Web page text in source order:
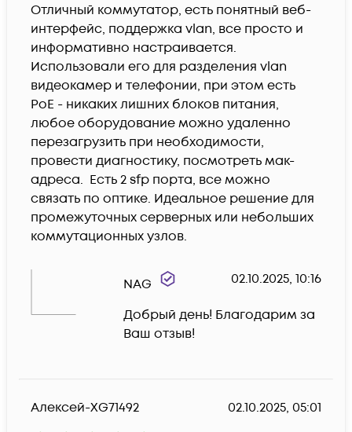
Отличный коммутатор, есть понятный веб-
интерфейс, поддержка vlan, все просто и
информативно настраивается.
Использовали его для разделения vlan
видеокамер и телефонии, при этом есть
PoE - никаких лишних блоков питания,
любое оборудование можно удаленно
перезагрузить при необходимости,
провести диагностику, посмотреть мак-
адреса.  Есть 2 sfp порта, все можно
связать по оптике. Идеальное решение для
промежуточных серверных или небольших
коммутационных узлов.
NAG 02.10.2025, 10:16
Добрый день! Благодарим за
Ваш отзыв!
Алексей-XG71492 02.10.2025, 05:01